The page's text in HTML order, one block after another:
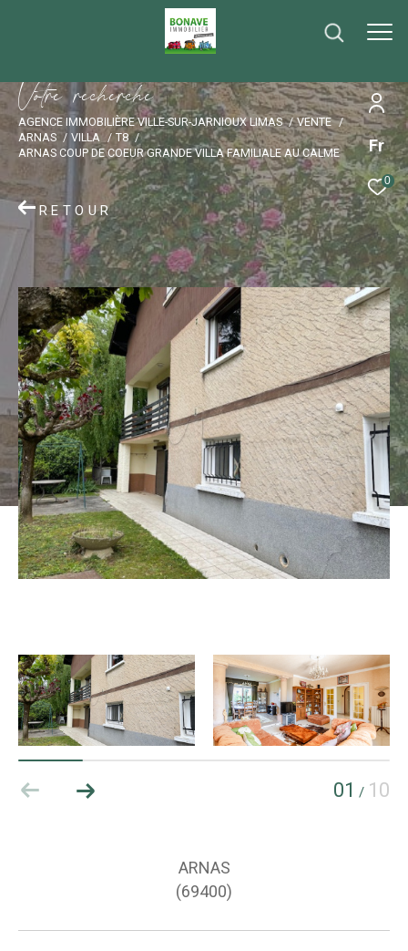
Fr
0
Votre recherche
AGENCE IMMOBILIÈRE VILLE-SUR-JARNIOUX LIMAS
VENTE
ARNAS
VILLA
T8
ARNAS COUP DE COEUR GRANDE VILLA FAMILIALE AU CALME
RETOUR
01 / 10
ARNAS
(69400)